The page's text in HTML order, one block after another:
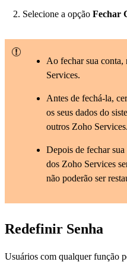
Selecione a opção Fechar
Ao fechar sua conta,
Services.
Antes de fechá-la,
os seus dados do
outros Zoho Services.
Depois de fechar
dos Zoho Services
não poderão ser
Redefinir Senha
Usuários com qualquer função